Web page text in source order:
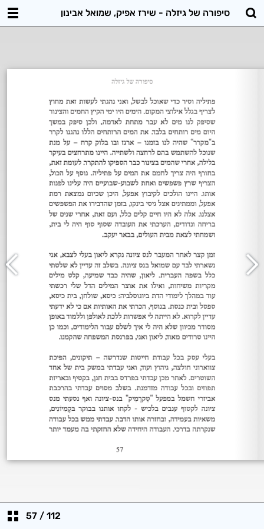
סיפורה של גיזלה - שירז אפיק, שמואל אבינון
57 / 112